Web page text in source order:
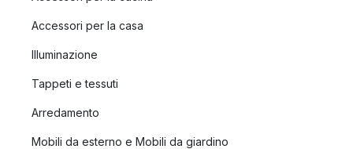
Accessori per la casa
Illuminazione
Tappeti e tessuti
Arredamento
Mobili da esterno e Mobili da giardino